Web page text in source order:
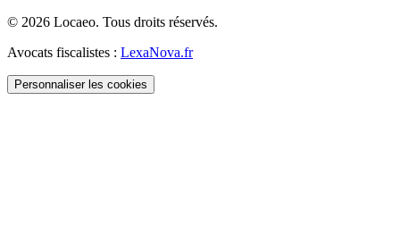
© 2026 Locaeo. Tous droits réservés.
Avocats fiscalistes : LexaNova.fr
Personnaliser les cookies